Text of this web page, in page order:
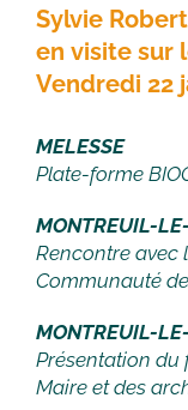
Sylvie
en visite sur
Vendredi 22
MELESSE
Plate-forme
MONTREUIL-
Rencontre avec
Communauté
MONTREUIL-
Présentation du
Maire et des